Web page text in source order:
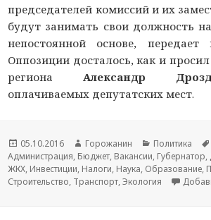
председателей комиссий и их
будут занимать свои должность
непостоянной основе, передает
Оппозиции досталось, как и просил
региона Александр
оплачиваемых депутатских мест.
Новость
опубликована
05.10.2016
Автор
новости
Горожанин
Раздел
новостей
Политика
Администрация, Бюджет, Вакансии, Губернатор,
ЖКХ, Инвестиции, Налоги, Наука, Образование,
Строительство, Транспорт,Экология